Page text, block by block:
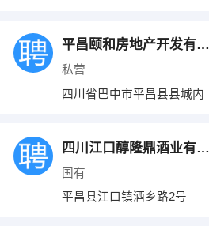
平昌颐和房地产开发有限公司
私营
四川省巴中市平昌县县城内
四川江口醇隆鼎酒业有限公司
国有
平昌县江口镇酒乡路2号